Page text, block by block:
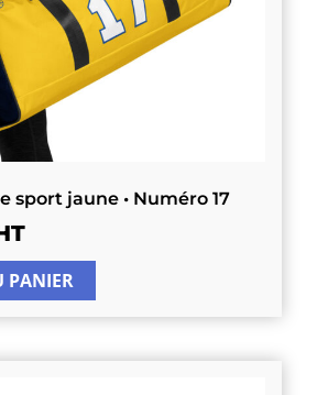
sport jaune • Numéro 17
PANIER